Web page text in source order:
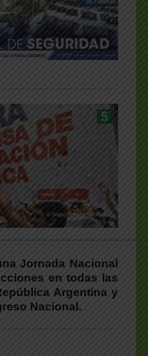
Jornada Nacional
en todas las
Argentina y
Nacional.